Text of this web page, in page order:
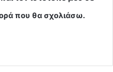
που θα σχολιάσω.